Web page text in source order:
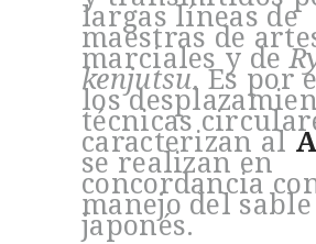
LA NOSTRA ESCOLA
largas líneas de
maestras de
marciales y de
kenjutsu. Es por
los
técnicas
caracterizan al
se realizan en
concordancia
manejo del sable
japonés.